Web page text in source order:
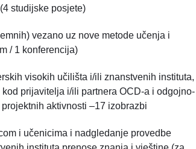
studijske posjete)
vezano uz nove metode učenja i
/ 1 konferencija)
visokih učilišta i/ili znanstvenih instituta,
prijavitelja i/ili partnera OCD-a i odgojno-
aktivnosti –17 izobrazbi
i učenicima i nadgledanje provedbe